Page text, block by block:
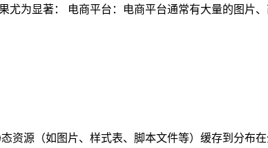
为显著： 电商平台：电商平台通常有大量的图片
资源（如图片、样式表、脚本文件等）缓存到分布